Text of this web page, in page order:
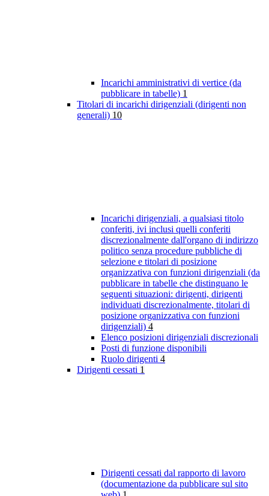
Incarichi amministrativi di vertice (da
pubblicare in tabelle) 1
Titolari di incarichi dirigenziali (dirigenti non
generali) 10
Incarichi dirigenziali, a qualsiasi titolo
conferiti, ivi inclusi quelli conferiti
discrezionalmente dall'organo di indirizzo
politico senza procedure pubbliche di
selezione e titolari di posizione
organizzativa con funzioni dirigenziali (da
pubblicare in tabelle che distinguano le
seguenti situazioni: dirigenti, dirigenti
individuati discrezionalmente, titolari di
posizione organizzativa con funzioni
dirigenziali) 4
Elenco posizioni dirigenziali discrezionali
Posti di funzione disponibili
Ruolo dirigenti 4
Dirigenti cessati 1
Dirigenti cessati dal rapporto di lavoro
(documentazione da pubblicare sul sito